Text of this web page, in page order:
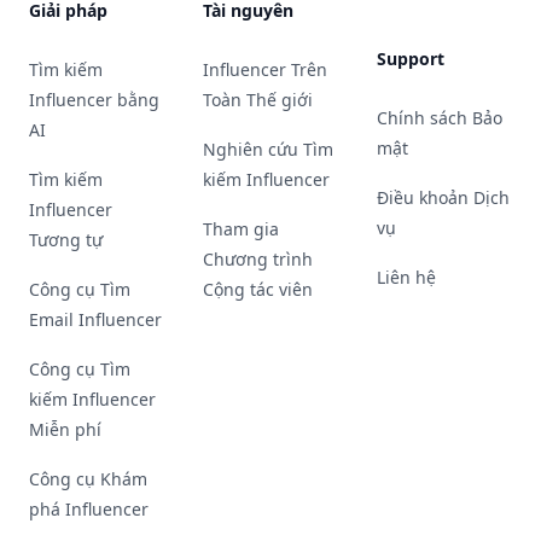
Giải pháp
Tìm kiếm
Influencer bằng
AI
Tìm kiếm
Influencer
Tương tự
Công cụ Tìm
Email Influencer
Công cụ Tìm
kiếm Influencer
Miễn phí
Công cụ Khám
phá Influencer
Tài nguyên
Influencer Trên
Toàn Thế giới
Nghiên cứu Tìm
kiếm Influencer
Tham gia
Chương trình
Cộng tác viên
Support
Chính sách Bảo
mật
Điều khoản Dịch
vụ
Liên hệ